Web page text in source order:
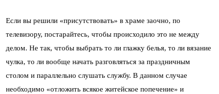
Если вы решили «присутствовать» в храме заочно, по
телевизору, постарайтесь, чтобы происходило это не между
делом. Не так, чтобы выбрать то ли глажку белья, то ли вязание
чулка, то ли вообще начать разговляться за праздничным
столом и параллельно слушать службу. В данном случае
необходимо «отложить всякое житейское попечение» и